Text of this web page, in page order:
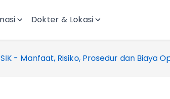
Dokter & Lokasi
- Manfaat, Risiko, Prosedur dan Biaya